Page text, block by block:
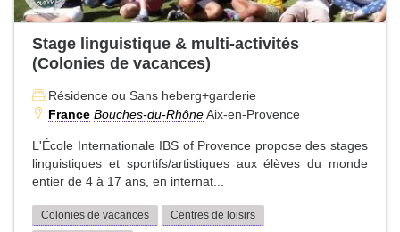
Stage linguistique & multi-activités
(Colonies de vacances)
Résidence ou Sans heberg+garderie
France Bouches-du-RhôneAix-en-Provence
L'École Internationale IBS of Provence propose des stages
linguistiques et sportifs/artistiques aux élèves du monde
entier de 4 à 17 ans, en internat...
Colonies de vacances
Centres de loisirs